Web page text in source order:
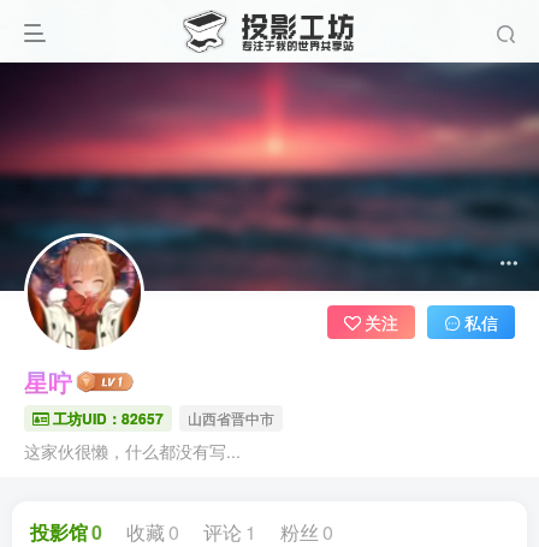
星咛
工坊UID：82657 山西省晋中市
这家伙很懒，什么都没有写...
关注 私信
投影馆0 收藏 0 评论 1 粉丝 0